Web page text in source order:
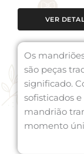
VER
Os
são peças
significado.
sofisticados
mandrião
momento